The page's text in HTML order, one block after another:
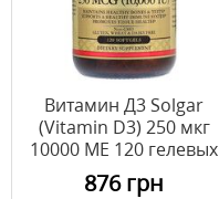
Витамин Д3 Solgar
(Vitamin D3) 250 мкг
10000 МЕ 120 гелевых
капсул
876 грн